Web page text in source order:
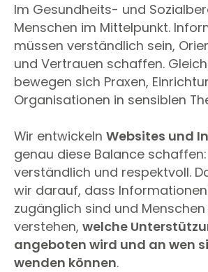
Im Gesundheits- und
Menschen im Mittelpunkt.
müssen verständlich sein,
und Vertrauen schaffen.
bewegen sich Praxen,
Organisationen in sensiblen
Wir entwickeln Websites und
genau diese Balance
verständlich und respektvoll.
wir darauf, dass
zugänglich sind und
verstehen, welche
angeboten wird und an wen
wenden können.